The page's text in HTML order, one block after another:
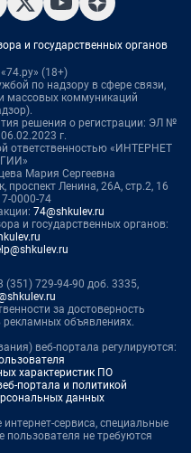
и государственных органов
(18+)
по надзору в сфере связи,
массовых коммуникаций
решения о регистрации: ЭЛ №
г.
ответственностью «ИНТЕРНЕТ
Мария Сергеевна
проспект Ленина, 26А, стр.2, 16
0000-74
74@shkulev.ru
и государственных органов:
(351) 729-94-90 доб. 3335,
за достоверность
объявлениях.
веб-портала регулируются:
характеристик ПО
портала и политикой
данных
сервиса, специальные
пользователя не требуются